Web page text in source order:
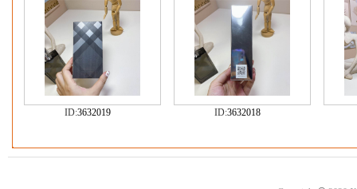
ID:3632019 ID:3632018